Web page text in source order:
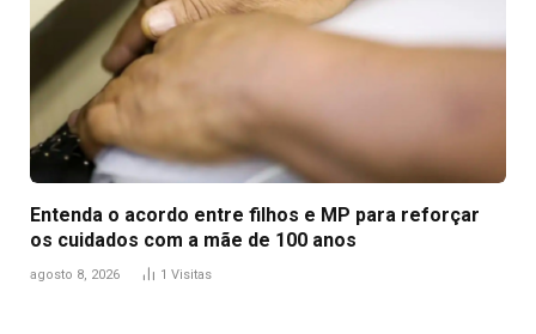
Entenda o acordo entre filhos e MP para reforçar
os cuidados com a mãe de 100 anos
agosto 8, 2026 1 Visitas